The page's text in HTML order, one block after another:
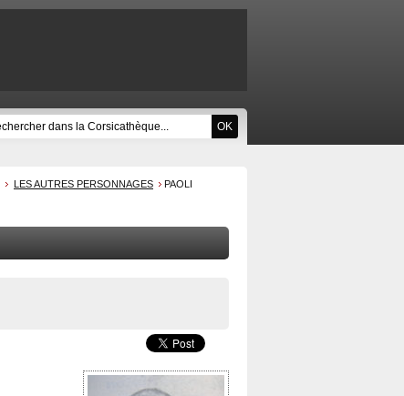
LES AUTRES PERSONNAGES
PAOLI